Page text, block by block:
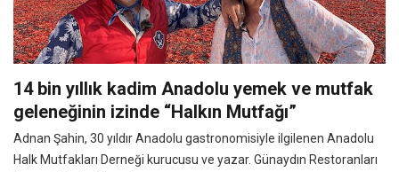
14 bin yıllık kadim Anadolu yemek ve mutfak
geleneğinin izinde “Halkın Mutfağı”
Adnan Şahin, 30 yıldır Anadolu gastronomisiyle ilgilenen Anadolu
Halk Mutfakları Derneği kurucusu ve yazar. Günaydın Restoranları